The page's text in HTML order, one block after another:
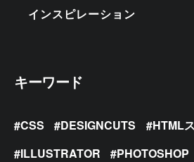
インスピレーション
キーワード
CSS DESIGNCUTS
HTML
ILLUSTRATOR
PHOTOSHOP